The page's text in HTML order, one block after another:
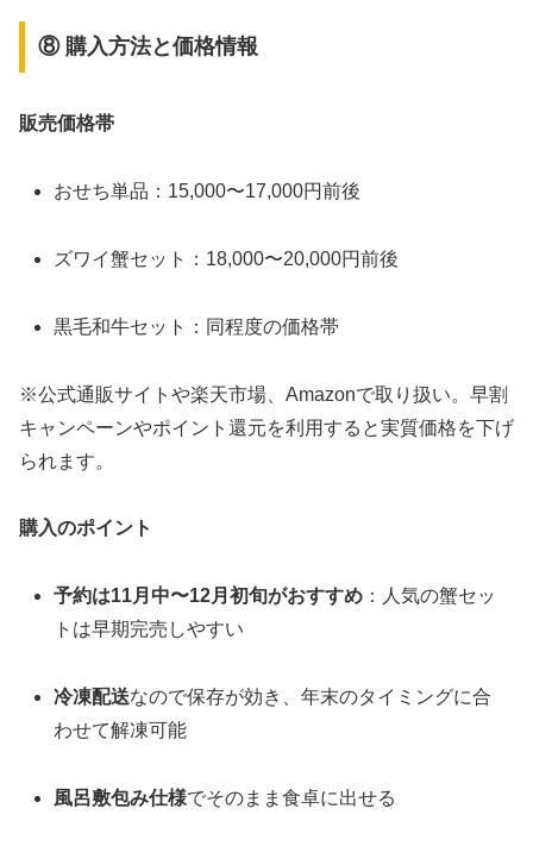
⑧ 購入方法と価格情報
販売価格帯
おせち単品：15,000〜17,000円前後
ズワイ蟹セット：18,000〜20,000円前後
黒毛和牛セット：同程度の価格帯
※公式通販サイトや楽天市場、Amazonで取り扱い。早割
キャンペーンやポイント還元を利用すると実質価格を下げ
られます。
購入のポイント
予約は11月中〜12月初旬がおすすめ ：人気の蟹セッ
トは早期完売しやすい
冷凍配送なので保存が効き、年末のタイミングに合
わせて解凍可能
風呂敷包み仕様でそのまま食卓に出せる